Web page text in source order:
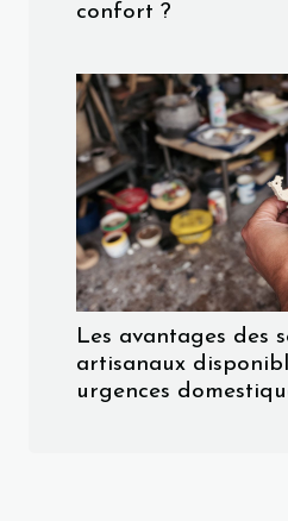
confort ?
Les avantages des
artisanaux
urgences